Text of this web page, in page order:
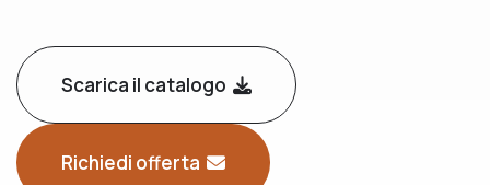
Scarica il catalogo
Richiedi offerta